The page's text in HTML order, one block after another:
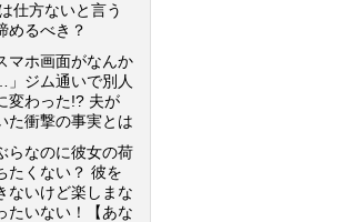
仕方ないと言う
めるべき？
マホ画面がなんか
ジム通いで別人
変わった!? 夫が
た衝撃の事実とは
らなのに彼女の荷
たくない？ 彼を
ないけど楽しまな
たいない！【あな